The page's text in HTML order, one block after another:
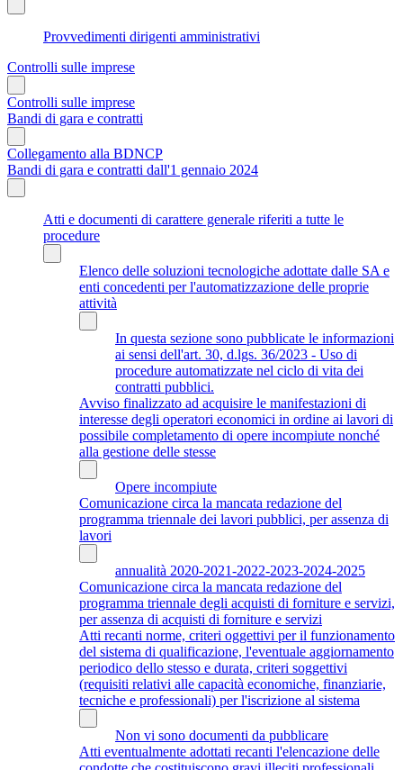
Provvedimenti dirigenti amministrativi
Controlli sulle imprese
Controlli sulle imprese
Bandi di gara e contratti
Collegamento alla BDNCP
Bandi di gara e contratti dall'1 gennaio 2024
Atti e documenti di carattere generale riferiti a tutte le
procedure
Elenco delle soluzioni tecnologiche adottate dalle SA e
enti concedenti per l'automatizzazione delle proprie
attività
In questa sezione sono pubblicate le informazioni
ai sensi dell'art. 30, d.lgs. 36/2023 - Uso di
procedure automatizzate nel ciclo di vita dei
contratti pubblici.
Avviso finalizzato ad acquisire le manifestazioni di
interesse degli operatori economici in ordine ai lavori di
possibile completamento di opere incompiute nonché
alla gestione delle stesse
Opere incompiute
Comunicazione circa la mancata redazione del
programma triennale dei lavori pubblici, per assenza di
lavori
annualità 2020-2021-2022-2023-2024-2025
Comunicazione circa la mancata redazione del
programma triennale degli acquisti di forniture e servizi,
per assenza di acquisti di forniture e servizi
Atti recanti norme, criteri oggettivi per il funzionamento
del sistema di qualificazione, l'eventuale aggiornamento
periodico dello stesso e durata, criteri soggettivi
(requisiti relativi alle capacità economiche, finanziarie,
tecniche e professionali) per l'iscrizione al sistema
Non vi sono documenti da pubblicare
Atti eventualmente adottati recanti l'elencazione delle